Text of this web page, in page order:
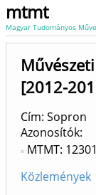
mtmt
Magyar Tudományos
[2012-
Cím: Sopron
Azonosítók
MTMT: 12301
Közlemények